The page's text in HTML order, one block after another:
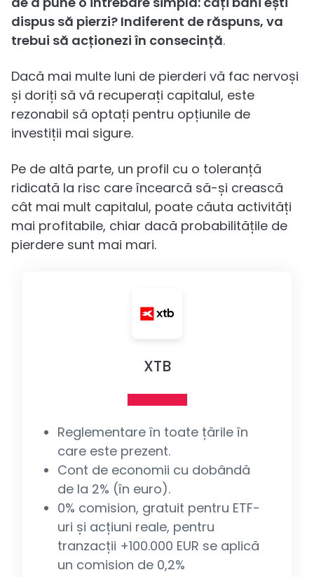
dispus să pierzi? Indiferent de răspuns, va
trebui să acționezi în consecință.
Dacă mai multe luni de pierderi vă fac nervoși
și doriți să vă recuperați capitalul, este
rezonabil să optați pentru opțiunile de
investiții mai sigure.
Pe de altă parte, un profil cu o toleranță
ridicată la risc care încearcă să-și crească
cât mai mult capitalul, poate căuta activități
mai profitabile, chiar dacă probabilitățile de
pierdere sunt mai mari.
XTB
Reglementare în toate țările în
care este prezent.
Cont de economii cu dobândă
de la 2% (în euro).
0% comision, gratuit pentru ETF-
uri și acțiuni reale, pentru
tranzacții +100.000 EUR se aplică
un comision de 0,2%